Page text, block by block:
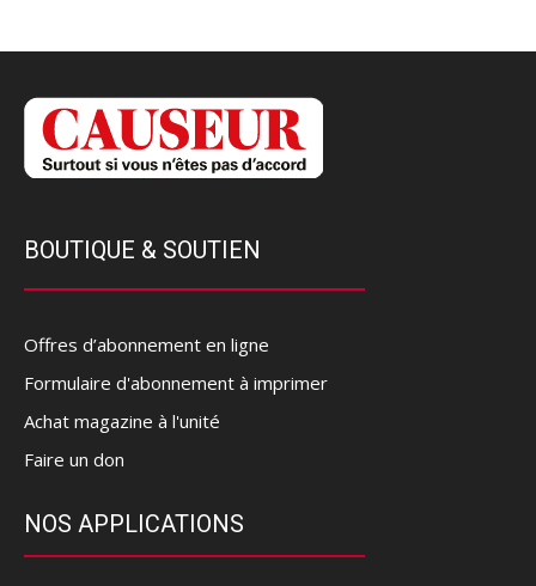
BOUTIQUE & SOUTIEN
Offres d’abonnement en ligne
Formulaire d'abonnement à imprimer
Achat magazine à l'unité
Faire un don
NOS APPLICATIONS